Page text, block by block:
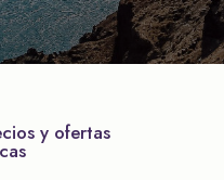
y ofertas